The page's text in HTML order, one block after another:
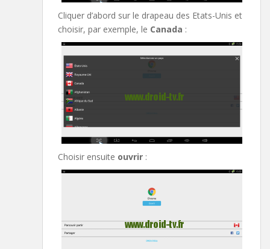
Cliquer d’abord sur le drapeau des Etats-Unis et
choisir, par exemple, le Canada :
Choisir ensuite ouvrir :